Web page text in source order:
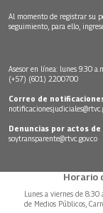
Al momento de registrar su
seguimiento, para ello,
Asesor en línea: lunes 9:30
(+57) (601) 2200700
Correo de
Denuncias por actos
soytransparente@rtvc.gov.co
Horario
Lunes a viernes de 8:30
de Medios Públicos,